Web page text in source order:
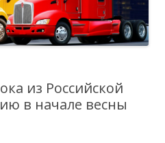
из Российской
в начале весны